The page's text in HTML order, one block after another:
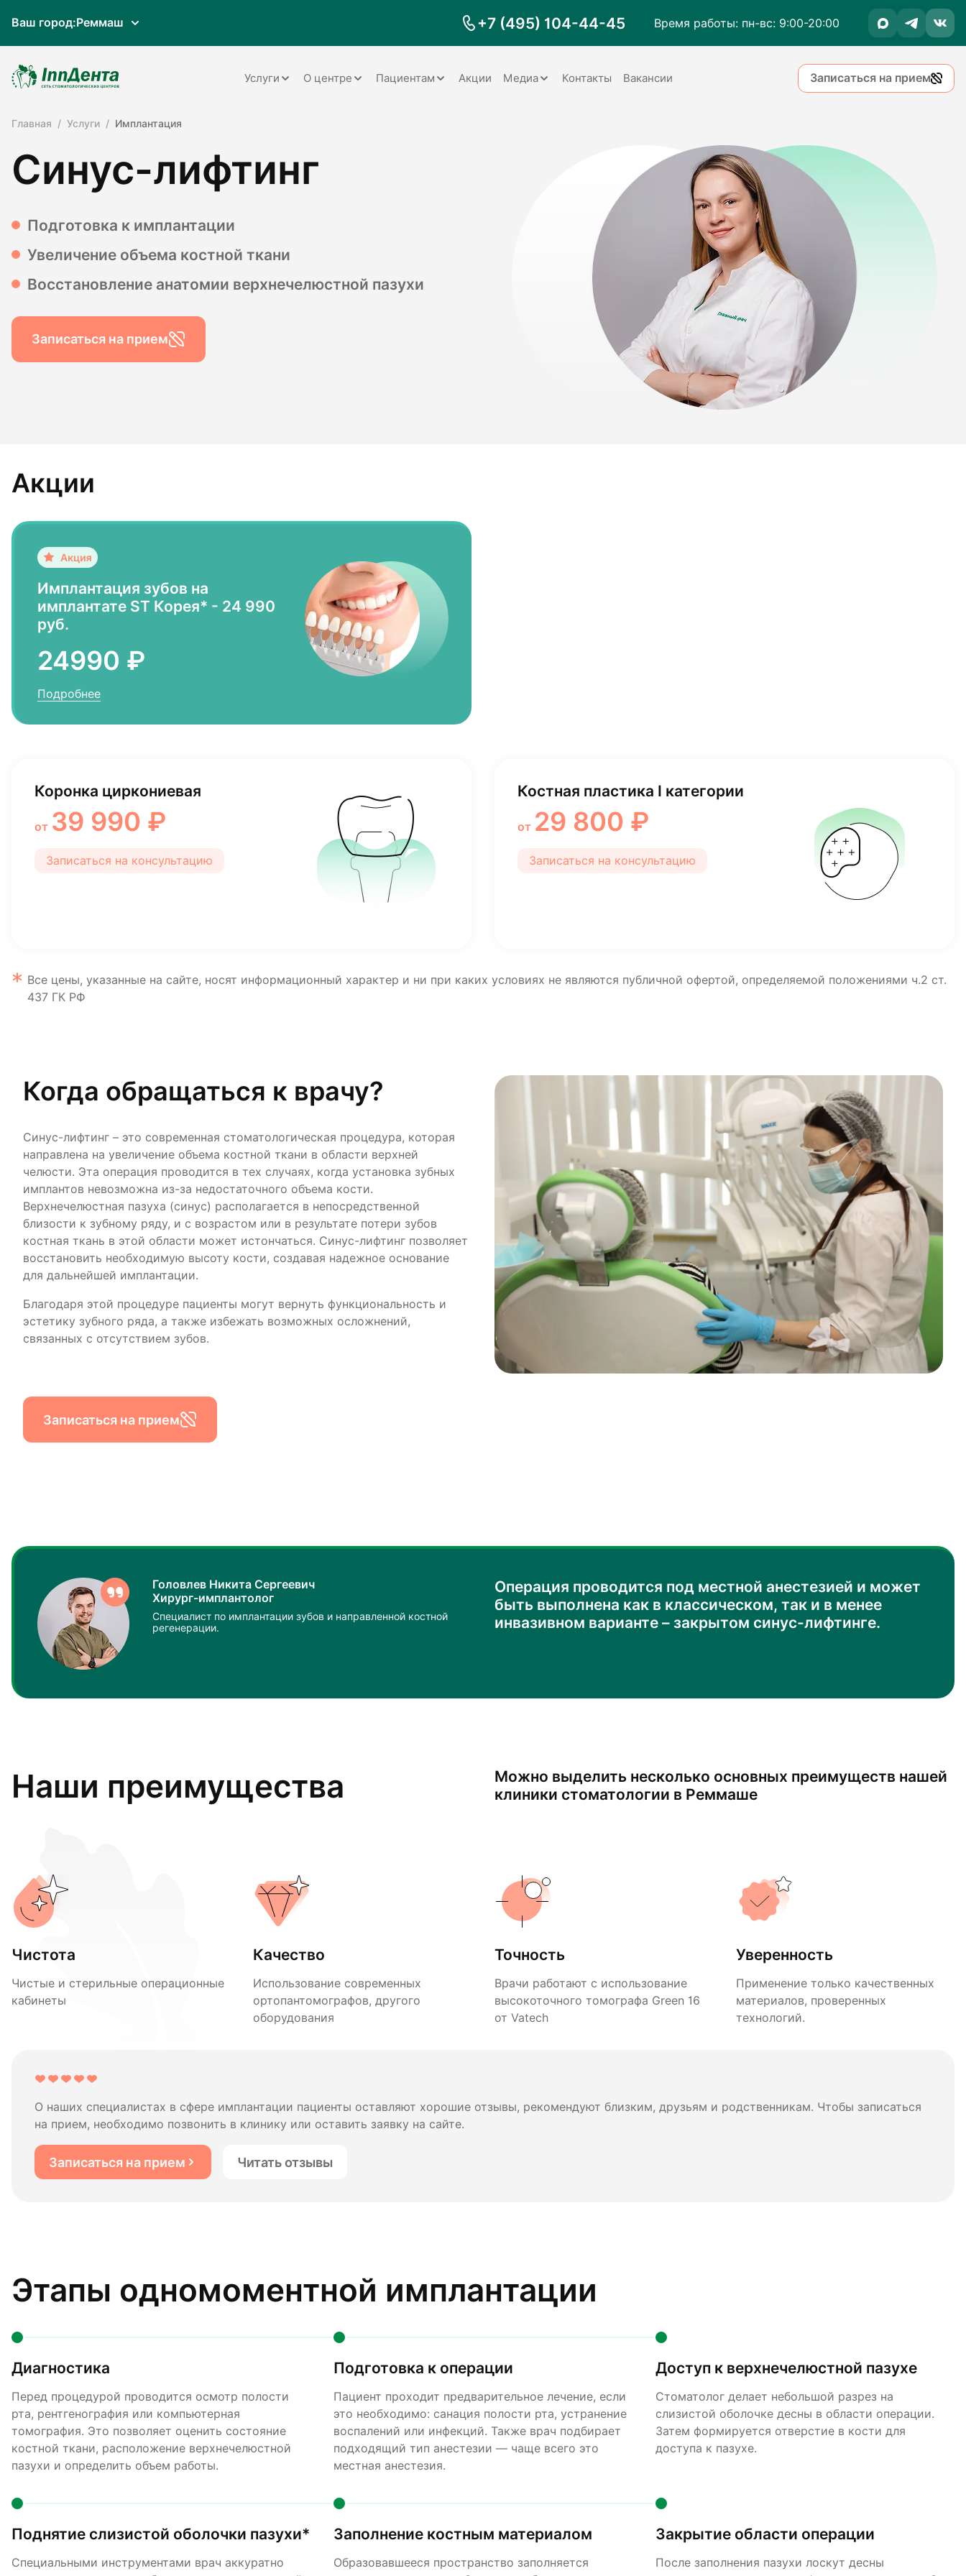
Ваш город:Реммаш +7 (495) 104-44-45 Время работы: пн-вс: 9:00-20:00
Услуги
Имплантация
О центре Пациентам Акции Медиа Контакты Вакансии Записаться на прием
Главная Услуги Имплантация
Синус-лифтинг
Подготовка к имплантации
Увеличение объема костной ткани
Восстановление анатомии верхнечелюстной пазухи
Записаться на прием
Акции
Имплантация зубов на
имплантате ST Корея* - 24 990
руб.
24990 ₽
Подробнее
Коронка циркониевая
от 39 990 ₽
Записаться на консультацию
Костная пластика I категории
от 29 800 ₽
Записаться на консультацию
Все цены, указанные на сайте, носят информационный характер и ни при каких условиях не являются публичной офертой, определяемой положениями ч.2 ст.
437 ГК РФ
Когда обращаться к врачу?
Синус-лифтинг – это современная стоматологическая процедура, которая
направлена на увеличение объема костной ткани в области верхней
челюсти. Эта операция проводится в тех случаях, когда установка зубных
имплантов невозможна из-за недостаточного объема кости.
Верхнечелюстная пазуха (синус) располагается в непосредственной
близости к зубному ряду, и с возрастом или в результате потери зубов
костная ткань в этой области может истончаться. Синус-лифтинг позволяет
восстановить необходимую высоту кости, создавая надежное основание
для дальнейшей имплантации.
Благодаря этой процедуре пациенты могут вернуть функциональность и
эстетику зубного ряда, а также избежать возможных осложнений,
связанных с отсутствием зубов.
Записаться на прием
Головлев Никита Сергеевич
Хирург-имплантолог
Специалист по имплантации зубов и направленной костной
регенерации.
Операция проводится под местной анестезией и может
быть выполнена как в классическом, так и в менее
инвазивном варианте – закрытом синус-лифтинге.
Наши преимущества
Можно выделить несколько основных преимуществ нашей
клиники стоматологии в Реммаше
Чистота
Чистые и стерильные операционные
кабинеты
Качество
Использование современных
ортопантомографов, другого
оборудования
Точность
Врачи работают с использование
высокоточного томографа Green 16
от Vatech
Уверенность
Применение только качественных
материалов, проверенных
технологий.
О наших специалистах в сфере имплантации пациенты оставляют хорошие отзывы, рекомендуют близким, друзьям и родственникам. Чтобы записаться
на прием, необходимо позвонить в клинику или оставить заявку на сайте.
Записаться на прием Читать отзывы
Этапы одномоментной имплантации
Диагностика
Перед процедурой проводится осмотр полости
рта, рентгенография или компьютерная
томография. Это позволяет оценить состояние
костной ткани, расположение верхнечелюстной
пазухи и определить объем работы.
Подготовка к операции
Пациент проходит предварительное лечение, если
это необходимо: санация полости рта, устранение
воспалений или инфекций. Также врач подбирает
подходящий тип анестезии — чаще всего это
местная анестезия.
Доступ к верхнечелюстной пазухе
Стоматолог делает небольшой разрез на
слизистой оболочке десны в области операции.
Затем формируется отверстие в кости для
доступа к пазухе.
Поднятие слизистой оболочки пазухи*
Специальными инструментами врач аккуратно
Заполнение костным материалом
Образовавшееся пространство заполняется
Закрытие области операции
После заполнения пазухи лоскут десны